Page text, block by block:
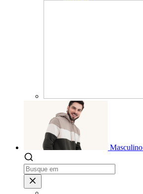
Masculino